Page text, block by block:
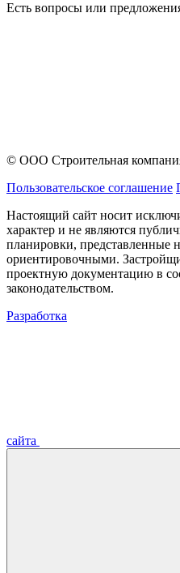
Есть вопросы или
© ООО Строительная
Пользовательское соглашение
Настоящий сайт носит
характер и не являются
планировки, представленные
ориентировочными.
проектную документацию в
законодательством.
Разработка
сайта